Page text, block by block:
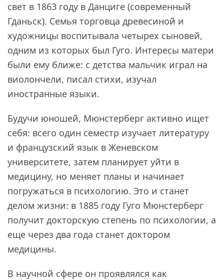
свет в 1863 году в Данциге (современный
Гданьск). Семья торговца древесиной и
художницы воспитывала четырех сыновей,
одним из которых был Гуго. Интересы матери
были ему ближе: с детства мальчик играл на
виолончели, писал стихи, изучал
иностранные языки.
Будучи юношей, Мюнстерберг активно ищет
себя: всего один семестр изучает литературу
и французский язык в Женевском
университете, затем планирует уйти в
медицину, но меняет планы и начинает
погружаться в психологию. Это и станет
делом жизни: в 1885 году Гуго Мюнстерберг
получит докторскую степень по психологии, а
еще через два года станет доктором
медицины.
В научной сфере он проявлялся как